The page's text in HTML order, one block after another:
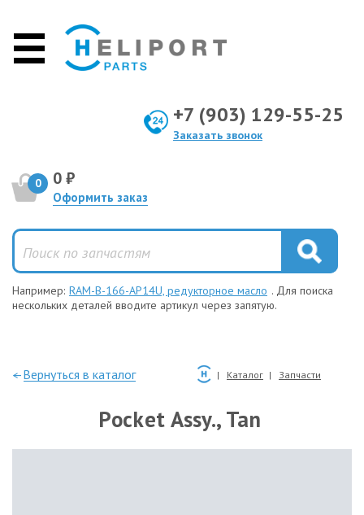
+7 (903) 129-55-25
Заказать звонок
0 0 ₽
Оформить заказ
Например: RAM-B-166-AP14U, редукторное масло . Для поиска
нескольких деталей вводите артикул через запятую.
—Вернуться в каталог Каталог Запчасти
Pocket Assy., Tan